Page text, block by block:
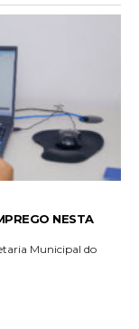
NESTA
Municipal do